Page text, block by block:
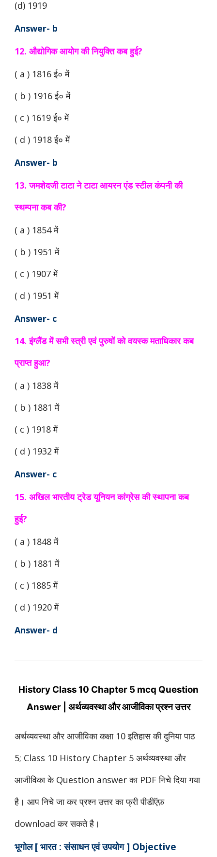
(d) 1919
Answer- b
12. औद्योगिक आयोग की नियुक्ति कब हुई?
( a ) 1816 ई० में
( b ) 1916 ई० में
( c ) 1619 ई० में
( d ) 1918 ई० में
Answer- b
13. जमशेदजी टाटा ने टाटा आयरन एंड स्टील कंपनी की
स्थम्पना कब की?
( a ) 1854 में
( b ) 1951 में
( c ) 1907 में
( d ) 1951 में
Answer- c
14. इंग्लैंड में सभी स्त्री एवं पुरुषों को वयस्क मताधिकार कब
प्राप्त हुआ?
( a ) 1838 में
( b ) 1881 में
( c ) 1918 में
( d ) 1932 में
Answer- c
15. अखिल भारतीय ट्रेड यूनियन कांग्रेस की स्थापना कब
हुई?
( a ) 1848 में
( b ) 1881 में
( c ) 1885 में
( d ) 1920 में
Answer- d
History Class 10 Chapter 5 mcq Question
Answer | अर्थव्यवस्था और आजीविका प्रश्न उत्तर
अर्थव्यवस्था और आजीविका कक्षा 10 इतिहास की दुनिया पाठ
5; Class 10 History Chapter 5 अर्थव्यवस्था और
आजीविका के Question answer का PDF निचे दिया गया
है। आप निचे जा कर प्रश्न उत्तर का फ्री पीडीऍफ़
download कर सकते है।
भूगोल [ भारत : संसाधन एवं उपयोग ] Objective